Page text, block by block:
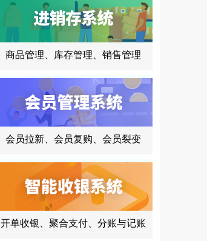
商品管理、库存管理、销售管理
会员拉新、会员复购、会员裂变
开单收银、聚合支付、分账与记账